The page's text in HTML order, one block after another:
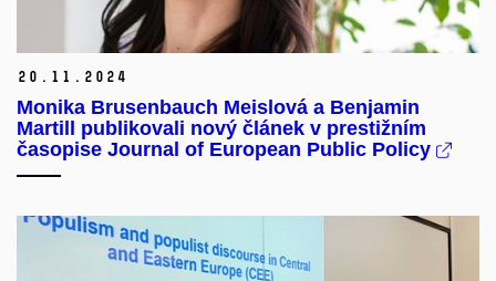
20. 11. 2024
Monika Brusenbauch Meislová a Benjamin
Martill publikovali nový článek v prestižním
časopise Journal of European Public Policy